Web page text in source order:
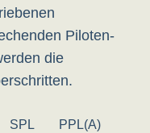
Piloten-
die
SPL
PPL(A)